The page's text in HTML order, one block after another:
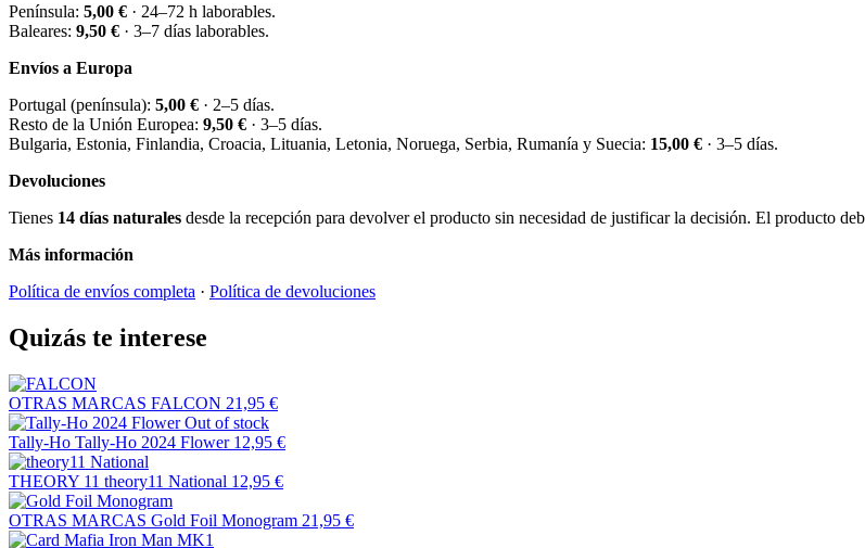
Península: 5,00 € · 24–72 h laborables.
Baleares: 9,50 € · 3–7 días laborables.
Envíos a Europa
Portugal (península): 5,00 € · 2–5 días.
Resto de la Unión Europea: 9,50 € · 3–5 días.
Bulgaria, Estonia, Finlandia, Croacia, Lituania, Letonia, Noruega, Serbia, Rumanía y Suecia: 15,00 € · 3–5 días.
Devoluciones
Tienes 14 días naturales desde la recepción para devolver el producto sin necesidad de justificar la decisión. El producto
Más información
Política de envíos completa · Política de devoluciones
Quizás te interese
OTRAS MARCAS FALCON 21,95 €
Out of stock
Tally-Ho Tally-Ho 2024 Flower 12,95 €
THEORY 11 theory11 National 12,95 €
OTRAS MARCAS Gold Foil Monogram 21,95 €